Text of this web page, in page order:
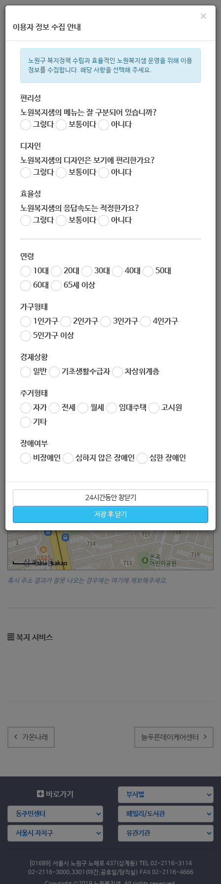
주간 인기검색어
한눈으로 보는 복지 정보
×
이용자 정보 수집 안내
노원구 복지정책 수립과 효율적인 노원복지샘 운영을 위해 이용
정보를 수집합니다. 해당 사항을 선택해 주세요.
편리성
노원복지샘의 메뉴는 잘 구분되어 있습니까?
그렇다
보통이다 아니다
디자인
노원복지샘의 디자인은 보기에 편리한가요?
그렇다
보통이다 아니다
효율성
노원복지샘의 응답속도는 적정한가요?
그렇다
보통이다 아니다
연령
10대
20대 30대 40대
50대
60대
65세 이상
가구형태
1인가구
2인가구 3인가구
4인가구
5인가구 이상
경제상황
일반
기초생활수급자 차상위계층
주거형태
자가
전세 월세 임대주택
고시원
기타
장애여부
비장애인
심하지 않은 장애인 심한 장애인
24시간동안 창닫기
저장 후 닫기
테바그룹홈
02-978-4510
tebah-home@naver.com
(우)
서울특별시 노원구 상계동
50m
혹시 주소 결과가 잘못 나오는 경우에는 여기에 제보해주세요.
복지 서비스
내
비 가온나래 늘푸른데이케어센터
바로가기
[01689] 서울시 노원구 노해로 437(상계동) TEL 02-2116-3114
02-2116-3000,3301(야간,공휴일/당직실) FAX 02-2116-4666